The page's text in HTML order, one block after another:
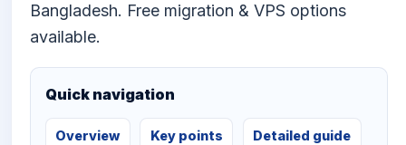
Bangladesh. Free migration & VPS options
available.
Quick navigation
Overview Key points Detailed guide